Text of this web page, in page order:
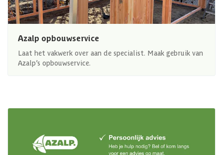
Azalp opbouwservice
Laat het vakwerk over aan de specialist. Maak gebruik van
Azalp’s opbouwservice.